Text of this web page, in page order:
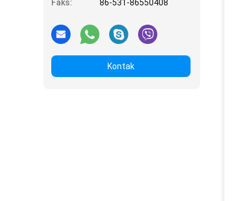
Faks:
86-531-86550408
Kontak